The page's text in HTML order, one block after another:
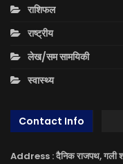
राशिफल
राष्ट्रीय
लेख/सम सामयिकी
स्वास्थ्य
Contact Info
Address : दैनिक राजपथ, गली